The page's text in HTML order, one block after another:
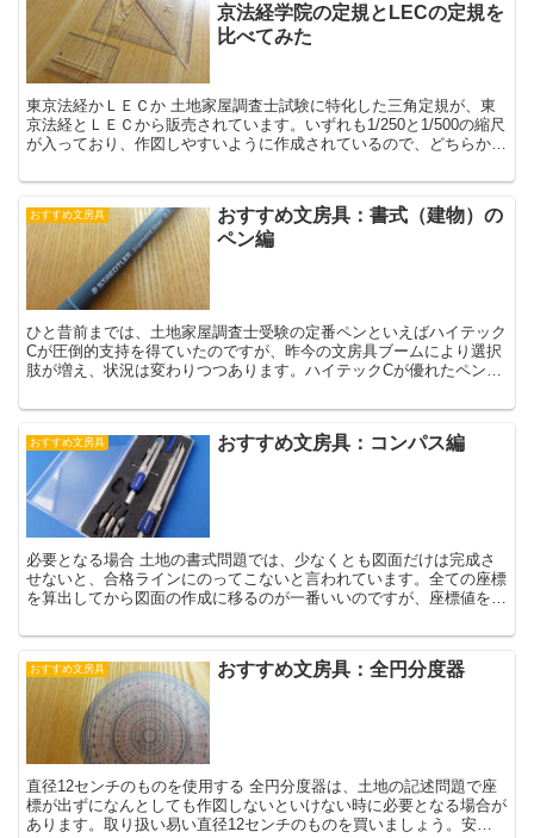
京法経学院の定規とLECの定規を
比べてみた
東京法経かＬＥＣか 土地家屋調査士試験に特化した三角定規が、東
京法経とＬＥＣから販売されています。いずれも1/250と1/500の縮尺
が入っており、作図しやすいように作成されているので、どちらかを
おすすめ文房具
おすすめ文房具：書式（建物）の
ペン編
ひと昔前までは、土地家屋調査士受験の定番ペンといえばハイテック
Cが圧倒的支持を得ていたのですが、昨今の文房具ブームにより選択
肢が増え、状況は変わりつつあります。ハイテックCが優れたペンで
おすすめ文房具 おすすめ文房具：コンパス編
必要となる場合 土地の書式問題では、少なくとも図面だけは完成さ
せないと、合格ラインにのってこないと言われています。全ての座標
を算出してから図面の作成に移るのが一番いいのですが、座標値を求
おすすめ文房具 おすすめ文房具：全円分度器
直径12センチのものを使用する 全円分度器は、土地の記述問題で座
標が出ずになんとしても作図しないといけない時に必要となる場合が
あります。取り扱い易い直径12センチのものを買いましょう。安価